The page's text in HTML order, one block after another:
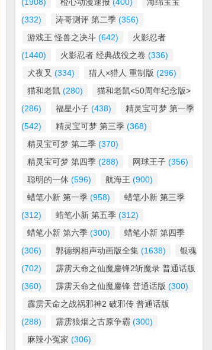
(332)
涛哥测评 第二季 (356)
游戏王 怪兽之决斗 (642)
火影忍者
(1440)
火影忍者 经典战役之卷 (336)
犬夜叉 (334) 猎人×猎人 重制版 (296)
猫和老鼠 (280)
猫和老鼠<50周年纪念版>
(286)
福星小子 (438)
精灵宝可梦 第一季
(542)
精灵宝可梦 第三季 (368)
精灵宝可梦 第二季 (370)
精灵宝可梦 第四季 (288) 网球王子 (356)
聪明的一休 (596) 航海王 (900)
蜡笔小新 第一季 (958)
蜡笔小新 第三季
(312)
蜡笔小新 第五季 (312)
蜡笔小新 第六季 (300)
蜡笔小新 第四季
(306)
郭德纲相声动画版全集 (1638)
银魂
(702)
霹雳天命之仙魔鏖锋2斩魔录 普通话版
(360)
霹雳天命之仙魔鏖锋 普通话版 (300)
霹雳天命之战祸邪神2 破邪传 普通话版
(288)
霹雳狼烟之古原争霸 (300)
麻辣小冤家 (306)